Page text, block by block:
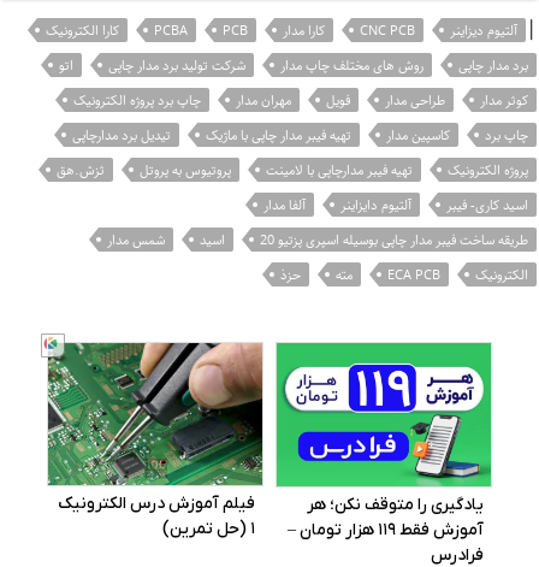
| آلتیوم دیزاینر CNC PCB کارا مدار PCB
PCBA
کارا الکترونیک
برد مدار چاپی
روش های مختلف چاپ مدار شرکت تولید برد مدار چاپی
اتو
کوثر مدار
طراحی مدار فویل مهران مدار
چاپ برد پروژه الکترونیک
چاپ برد
کاسپین مدار تهیه فیبر مدار چاپی با ماژیک
تیدیل برد مدارچاپی
پروژه الکترونیک
تهیه فیبر مدارچاپی با لامینت پروتیوس به پروتل
ثزش.هق
اسید کاری- فیبر
آلتیوم دایزاینر
آلفا مدار
طریقه ساخت فیبر مدار چاپی بوسیله اسپری پزتیو 20
اسید
شمس مدار
الکترونیک
ECA PCB مته حزذ